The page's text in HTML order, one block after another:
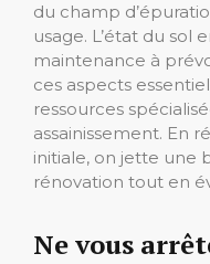
du champ
usage. L’état du sol
maintenance à
ces aspects
ressources
assainissement. En
initiale, on jette une
rénovation tout en
Ne vous